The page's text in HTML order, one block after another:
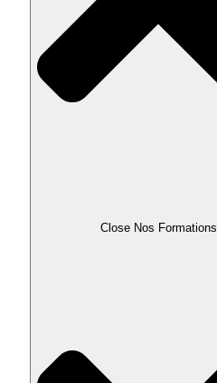
Close Nos Formations